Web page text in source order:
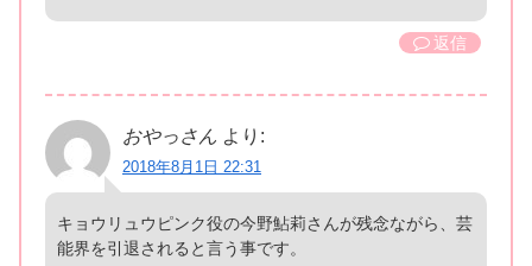
返信
おやっさん より:
2018年8月1日 22:31
キョウリュウピンク役の今野鮎莉さんが残念ながら、芸
能界を引退されると言う事です。